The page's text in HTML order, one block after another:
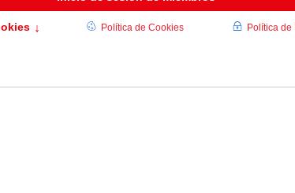
afecta a la Sierra de Madrid y a las zonas Metropolitana, Henares,